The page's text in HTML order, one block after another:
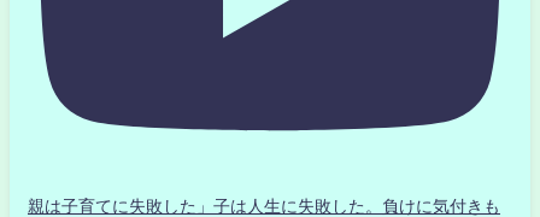
親は子育てに失敗した」子は人生に失敗した。負けに気付きも